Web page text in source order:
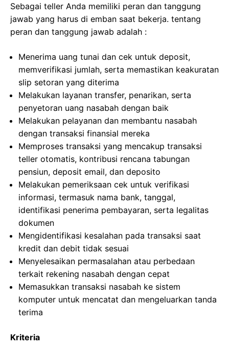
Sebagai teller Anda memiliki peran dan tanggung
jawab yang harus di emban saat bekerja. tentang
peran dan tanggung jawab adalah :
Menerima uang tunai dan cek untuk deposit,
memverifikasi jumlah, serta memastikan keakuratan
slip setoran yang diterima
Melakukan layanan transfer, penarikan, serta
penyetoran uang nasabah dengan baik
Melakukan pelayanan dan membantu nasabah
dengan transaksi finansial mereka
Memproses transaksi yang mencakup transaksi
teller otomatis, kontribusi rencana tabungan
pensiun, deposit email, dan deposito
Melakukan pemeriksaan cek untuk verifikasi
informasi, termasuk nama bank, tanggal,
identifikasi penerima pembayaran, serta legalitas
dokumen
Mengidentifikasi kesalahan pada transaksi saat
kredit dan debit tidak sesuai
Menyelesaikan permasalahan atau perbedaan
terkait rekening nasabah dengan cepat
Memasukkan transaksi nasabah ke sistem
komputer untuk mencatat dan mengeluarkan tanda
terima
Kriteria